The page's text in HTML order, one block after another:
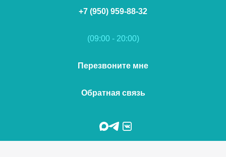
+7 (950) 959-88-32
(09:00 - 20:00)
Перезвоните мне
Обратная связь